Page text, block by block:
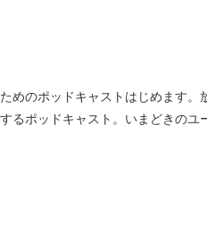
めのポッドキャストはじめます
るポッドキャスト。いまどきのユ